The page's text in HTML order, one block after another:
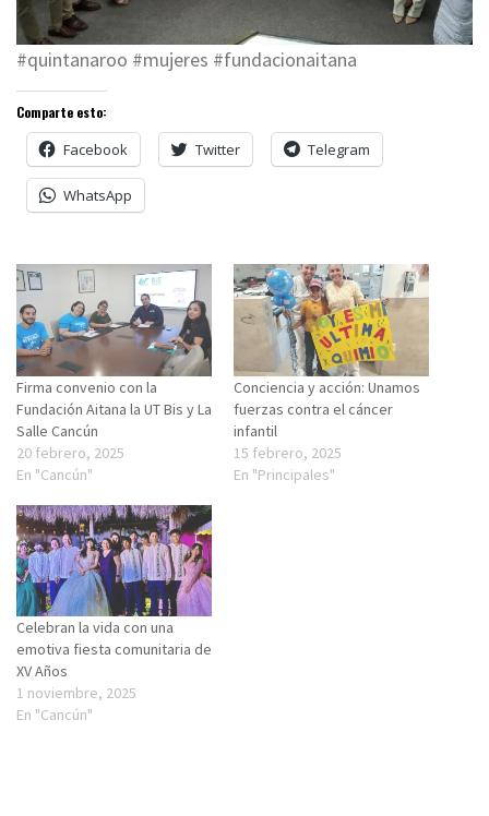
#quintanaroo #mujeres #fundacionaitana
Comparte esto:
Facebook Twitter Telegram
WhatsApp
Firma convenio con la
Fundación Aitana la UT Bis y La
Salle Cancún
20 febrero, 2025
En "Cancún"
Conciencia y acción: Unamos
fuerzas contra el cáncer
infantil
15 febrero, 2025
En "Principales"
Celebran la vida con una
emotiva fiesta comunitaria de
XV Años
1 noviembre, 2025
En "Cancún"